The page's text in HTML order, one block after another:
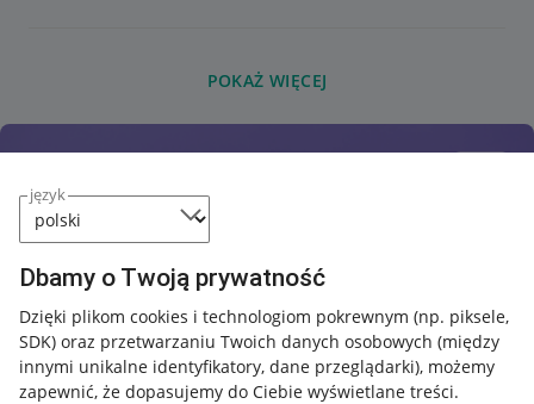
język
Dbamy o Twoją prywatność
Dzięki plikom cookies i technologiom pokrewnym (np. piksele,
SDK) oraz przetwarzaniu Twoich danych osobowych (między
innymi unikalne identyfikatory, dane przeglądarki), możemy
zapewnić, że dopasujemy do Ciebie wyświetlane treści.
POKAŻ WIĘCEJ